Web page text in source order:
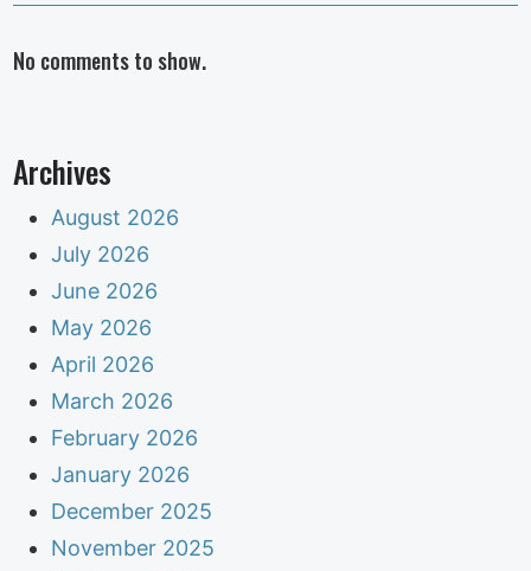
No comments to show.
Archives
August 2026
July 2026
June 2026
May 2026
April 2026
March 2026
February 2026
January 2026
December 2025
November 2025